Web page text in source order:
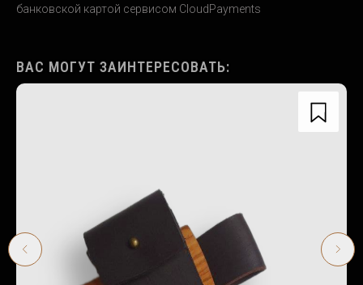
банковской картой сервисом CloudPayments
ВАС МОГУТ ЗАИНТЕРЕСОВАТЬ: